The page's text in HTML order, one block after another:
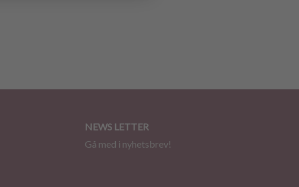
NEWS LETTER
Gå med i nyhetsbrev!